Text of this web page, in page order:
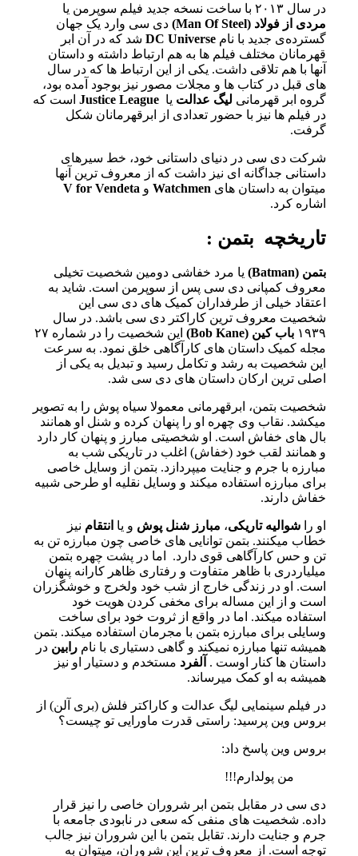
در سال ۲۰۱۳ با ساخت نسخه جدید فیلم سوپرمن یا
مردی از فولاد (Man Of Steel)
دی سی وارد یک جهان
گسترده‌ی جدید با نامDC Universe شد که در آن ابر
قهرمانان مختلف فیلم ها به هم ارتباط داشته و داستان
آنها با هم تلاقی داشت. یکی از این ارتباط ها که در سال
های قبل در کتاب ها و مجلات مصور نیز بوجود آمده بود،
گروه ابر قهرمانی لیگ عدالت یا Justice League است که
در فیلم ها نیز با حضور تعدادی از ابرقهرمانان شکل
گرفت.
شرکت دی سی در دنیای داستانی خود، خط سیرهای
داستانی جداگانه ای نیز داشت که از معروف ترین آنها
میتوان به داستان های Watchmen و V for Vendeta
اشاره کرد.
تاریخچه بتمن :
بتمن (Batman)
یا مرد خفاشی دومین شخصیت تخیلی
معروف کمپانی دی سی پس از سوپرمن است. شاید به
اعتقاد خیلی از طرفداران کمیک های دی سی این
شخصیت معروف ترین کاراکتر دی سی باشد. در سال
۱۹۳۹ باب کین (Bob Kane)
این شخصیت را در شماره ۲۷
مجله کمیک داستان های کارآگاهی خلق نمود. به سرعت
این شخصیت به رشد و تکامل رسید و تبدیل به یکی از
اصلی ترین ارکان داستان های دی سی شد.
شخصیت بتمن، ابرقهرمانی معمولا سیاه پوش را به تصویر
میکشد. نقاب وی چهره او را پنهان کرده و شنل او همانند
بال های خفاش است. او شخصیتی مبارز و پنهان کار دارد
و همانند لقب خود (خفاش) اغلب در تاریکی شب به
مبارزه با جرم و جنایت میپردازد. بتمن از وسایل خاصی
برای مبارزه استفاده میکند و وسایل نقلیه او طرحی شبیه
خفاش دارند.
او راشوالیه تاریکی، مبارز شنل پوش و یا انتقام نیز
خطاب میکنند. بتمن توانایی های خاصی چون مبارزه تن به
تن و حس کارآگاهی قوی دارد.
اما در پشت چهره بتمن
میلیاردری با ظاهر متفاوت و رفتاری ظاهر کارانه پنهان
است. او در زندگی خارج از شب خود ولخرج و خوشگزران
است و از این مساله برای مخفی کردن هویت خود
استفاده میکند. اما در واقع از ثروت خود برای ساخت
وسایلی برای مبارزه بتمن با مجرمان استفاده میکند. بتمن
همیشه تنها مبارزه نمیکند و گاهی دستیاری با نامرابین در
داستان ها کنار اوست . آلفرد مستخدم و دستیار او نیز
همیشه به او کمک میرساند.
در فیلم سینمایی لیگ عدالت و کاراکتر فلش (بری آلن) از
بروس وین پرسید: راستی قدرت ماورایی تو چیست؟
بروس وین پاسخ داد:
من پولدارم!!!
دی سی در مقابل بتمن ابر شروران خاصی را نیز قرار
داده. شخصیت های منفی که سعی در نابودی جامعه با
جرم و جنایت دارند. تقابل بتمن با این شروران نیز جالب
توجه است. از معروف ترین این شروران، میتوان به